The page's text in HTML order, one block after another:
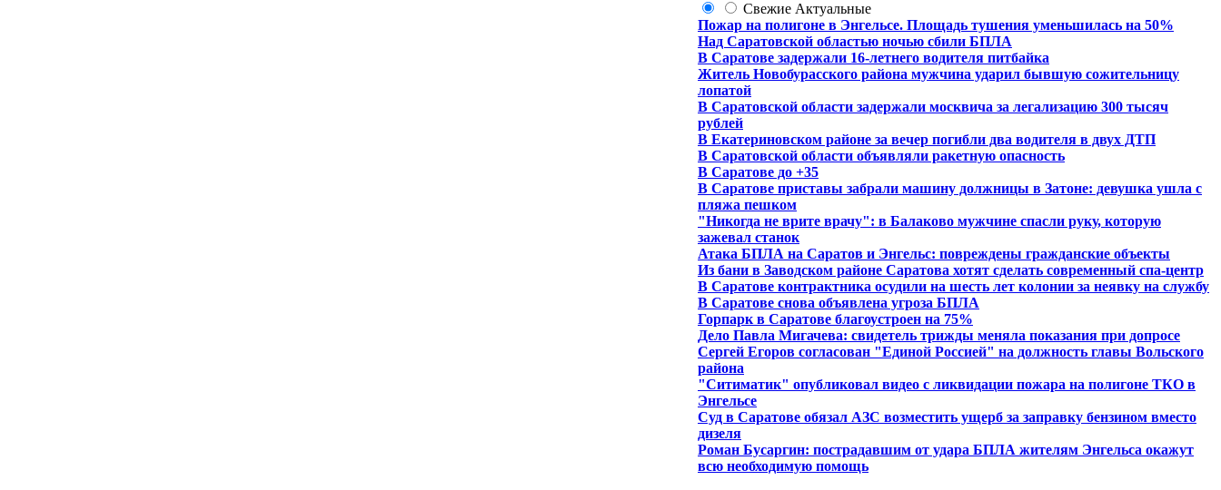
Свежие Актуальные
Пожар на полигоне в Энгельсе. Площадь тушения уменьшилась на 50%
Над Саратовской областью ночью сбили БПЛА
В Саратове задержали 16-летнего водителя питбайка
Житель Новобурасского района мужчина ударил бывшую сожительницу
лопатой
В Саратовской области задержали москвича за легализацию 300 тысяч
рублей
В Екатериновском районе за вечер погибли два водителя в двух ДТП
В Саратовской области объявляли ракетную опасность
В Саратове до +35
В Саратове приставы забрали машину должницы в Затоне: девушка ушла с
пляжа пешком
"Никогда не врите врачу": в Балаково мужчине спасли руку, которую
зажевал станок
Атака БПЛА на Саратов и Энгельс: повреждены гражданские объекты
Из бани в Заводском районе Саратова хотят сделать современный спа-центр
В Саратове контрактника осудили на шесть лет колонии за неявку на службу
В Саратове снова объявлена угроза БПЛА
Горпарк в Саратове благоустроен на 75%
Дело Павла Мигачева: свидетель трижды меняла показания при допросе
Сергей Егоров согласован "Единой Россией" на должность главы Вольского
района
"Ситиматик" опубликовал видео с ликвидации пожара на полигоне ТКО в
Энгельсе
Суд в Саратове обязал АЗС возместить ущерб за заправку бензином вместо
дизеля
Роман Бусаргин: пострадавшим от удара БПЛА жителям Энгельса окажут
всю необходимую помощь